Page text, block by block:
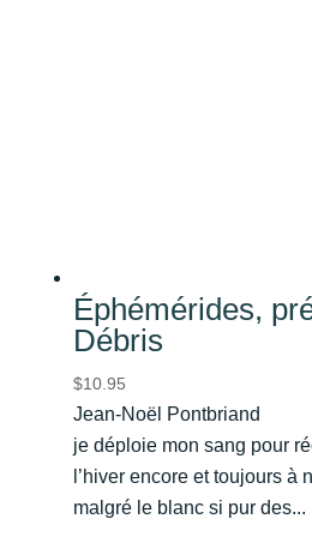
Éphémérides,
Débris
$10.95
Jean-Noël Pontbriand
je déploie mon sang pour
l’hiver encore et toujours à
malgré le blanc si pur des...